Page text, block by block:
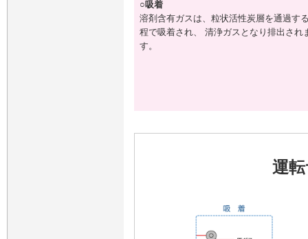
○吸着
溶剤含有ガスは、粒状活性炭層を通過す
程で吸着され、 清浄ガスとなり排出され
す。
運